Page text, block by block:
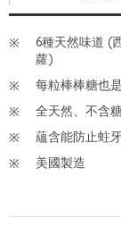
6種天然味道 (
蘿)
每粒棒棒糖也
全天然、不含
蘊含能防止蛀
美國製造